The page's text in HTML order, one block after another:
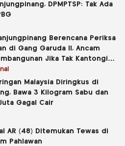
DPMPTSP: Tak Ada
Berencana Periksa
di Gang Garuda II, Ancam
Jika Tak Kantongi
Malaysia Diringkus di
Bawa 3 Kilogram Sabu dan
Gagal Cair
AR (48) Ditemukan Tewas di
Pahlawan